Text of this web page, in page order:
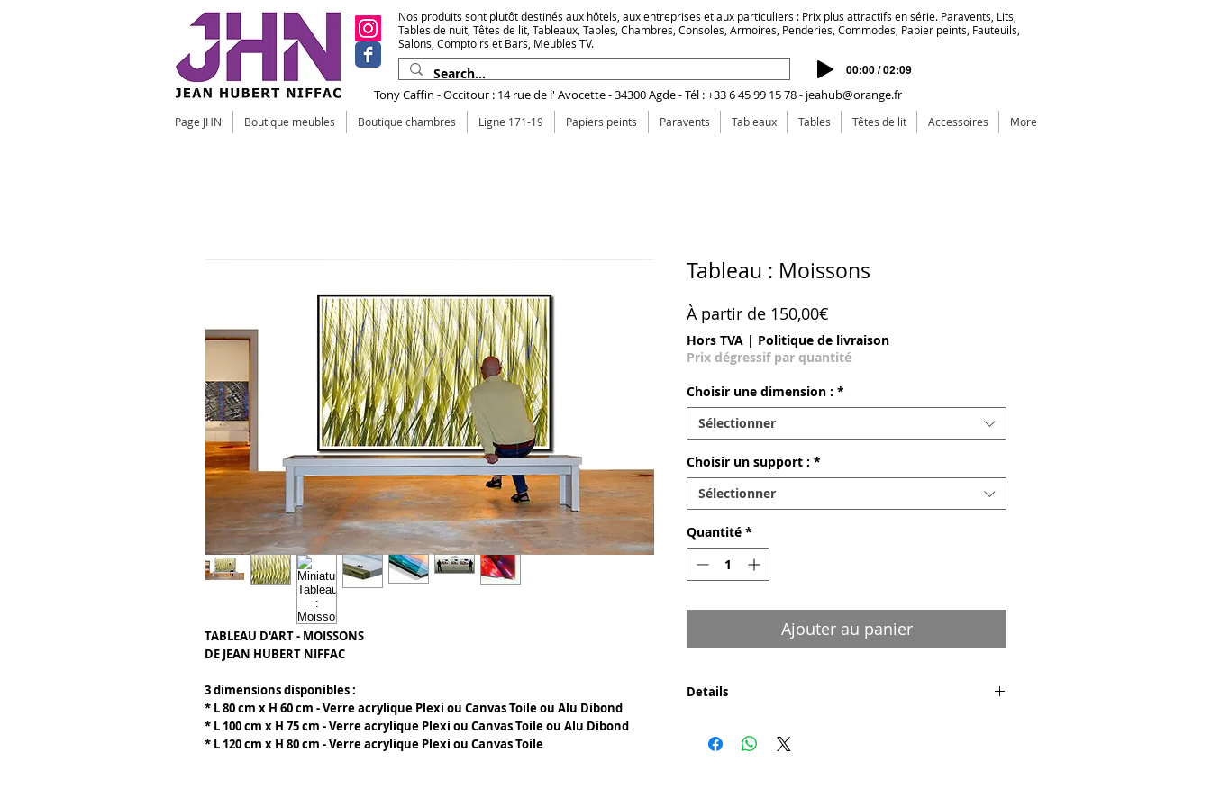
Nos produits sont plutôt destinés aux hôtels, aux entreprises et aux particuliers : Prix plus attractifs en série. Paravents, Lits,
Tables de nuit, Têtes de lit, Tableaux, Tables, Chambres, Consoles, Armoires, Penderies, Commodes, Papier peints, Fauteuils,
Salons, Comptoirs et Bars, Meubles TV.
00:00 / 02:09
Tony Caffin - Occitour : 14 rue de l' Avocette - 34300 Agde - Tél : +33 6 45 99 15 78 - jeahub@orange.fr
Page JHN Boutique meubles Boutique chambres Ligne 171-19 Papiers peints Paravents Tableaux Tables Têtes de lit Accessoires More
TABLEAU D'ART - MOISSONS
DE JEAN HUBERT NIFFAC
3 dimensions disponibles :
* L 80 cm x H 60 cm - Verre acrylique Plexi ou Canvas Toile ou Alu Dibond
* L 100 cm x H 75 cm - Verre acrylique Plexi ou Canvas Toile ou Alu Dibond
* L 120 cm x H 80 cm - Verre acrylique Plexi ou Canvas Toile
Tableau : Moissons
À partir de 150,00€
Hors TVA | Politique de livraison
Prix dégressif par quantité
Choisir une dimension : *
Sélectionner
Choisir un support : *
Sélectionner
Quantité *
Ajouter au panier
Details
- Verre acrylique plexiglass : épaisseur 3 à 5 mm